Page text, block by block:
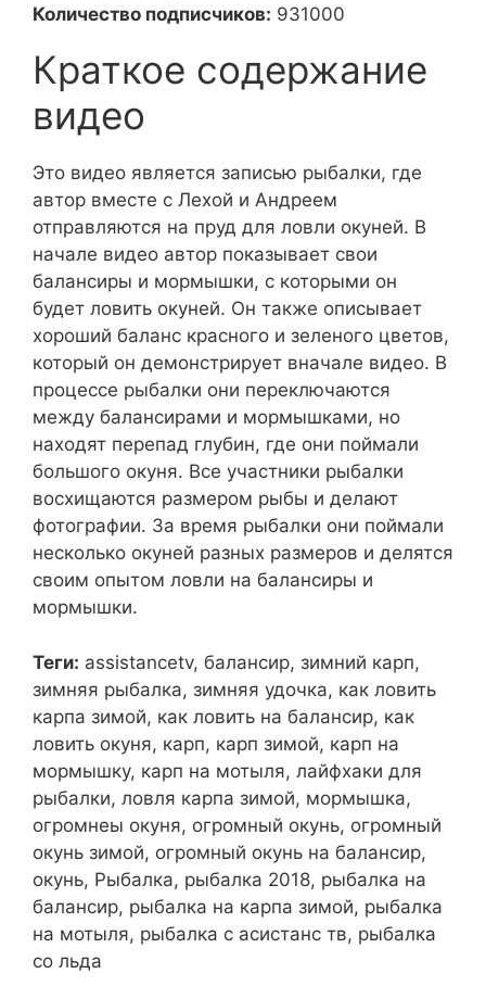
Количество подписчиков: 931000
Краткое содержание
видео
Это видео является записью рыбалки, где
автор вместе с Лехой и Андреем
отправляются на пруд для ловли окуней. В
начале видео автор показывает свои
балансиры и мормышки, с которыми он
будет ловить окуней. Он также описывает
хороший баланс красного и зеленого цветов,
который он демонстрирует вначале видео. В
процессе рыбалки они переключаются
между балансирами и мормышками, но
находят перепад глубин, где они поймали
большого окуня. Все участники рыбалки
восхищаются размером рыбы и делают
фотографии. За время рыбалки они поймали
несколько окуней разных размеров и делятся
своим опытом ловли на балансиры и
мормышки.
Теги: assistancetv, балансир, зимний карп,
зимняя рыбалка, зимняя удочка, как ловить
карпа зимой, как ловить на балансир, как
ловить окуня, карп, карп зимой, карп на
мормышку, карп на мотыля, лайфхаки для
рыбалки, ловля карпа зимой, мормышка,
огромнеы окуня, огромный окунь, огромный
окунь зимой, огромный окунь на балансир,
окунь, Рыбалка, рыбалка 2018, рыбалка на
балансир, рыбалка на карпа зимой, рыбалка
на мотыля, рыбалка с асистанс тв, рыбалка
со льда